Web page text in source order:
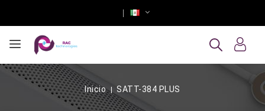
Inicio SATT-384 PLUS